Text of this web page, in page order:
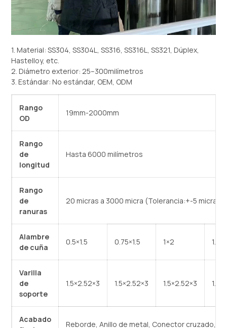
1. Material: SS304, SS304L, SS316, SS316L, SS321, Dúplex,
Hastelloy, etc.
2. Diámetro exterior: 25–300milímetros
3. Estándar: No estándar, OEM, ODM
Rango
OD
19mm-2000mm
Rango
de
longitud
Hasta 6000 milímetros
Rango
de
ranuras
20 micras a 3000 micra (Tolerancia:+-5 micra)
Alambre
de cuña
0.5×1.5 0.75×1.5 1×2
Varilla
de
soporte
1.5×2.52×3 1.5×2.52×3 1.5×2.52×3
Acabado
Reborde, Anillo de metal, Conector cruzado,